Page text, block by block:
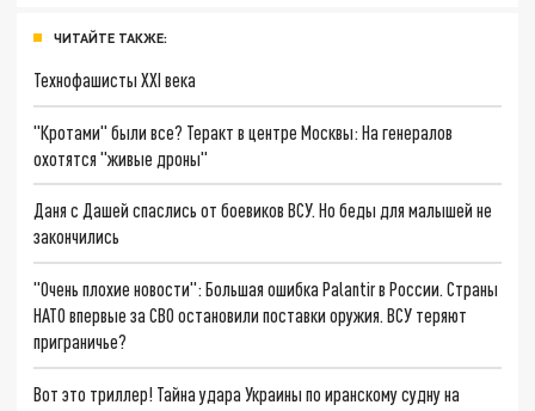
ЧИТАЙТЕ ТАКЖЕ:
Технофашисты XXI века
"Кротами" были все? Теракт в центре Москвы: На генералов
охотятся "живые дроны"
Даня с Дашей спаслись от боевиков ВСУ. Но беды для малышей не
закончились
"Очень плохие новости": Большая ошибка Palantir в России. Страны
НАТО впервые за СВО остановили поставки оружия. ВСУ теряют
приграничье?
Вот это триллер! Тайна удара Украины по иранскому судну на